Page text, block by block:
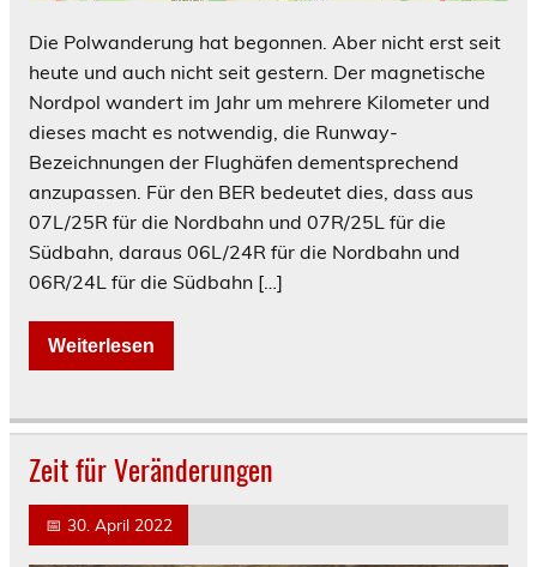
Die Polwanderung hat begonnen. Aber nicht erst seit
heute und auch nicht seit gestern. Der magnetische
Nordpol wandert im Jahr um mehrere Kilometer und
dieses macht es notwendig, die Runway-
Bezeichnungen der Flughäfen dementsprechend
anzupassen. Für den BER bedeutet dies, dass aus
07L/25R für die Nordbahn und 07R/25L für die
Südbahn, daraus 06L/24R für die Nordbahn und
06R/24L für die Südbahn […]
Weiterlesen
Zeit für Veränderungen
📅 30. April 2022